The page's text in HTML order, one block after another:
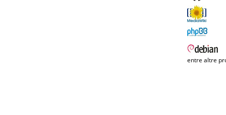
entre altre